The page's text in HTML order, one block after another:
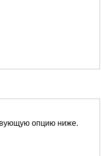
опцию ниже.